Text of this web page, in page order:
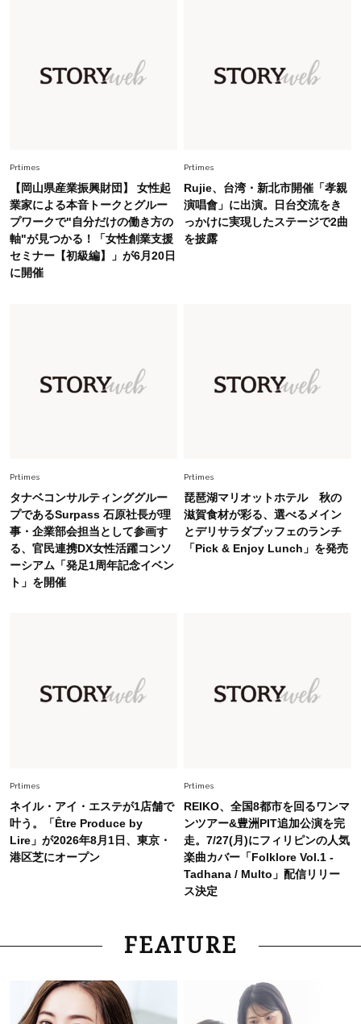
慣！「金運アップ→トイレ、じゃあ底上げ運
は？」
Fashion 2026.7.16
白黒でもこんなに華やぐ！40代、夏の「甘めト
ップス×パンツ」コーデ〈3選〉
Fashion 2026.5.29
今、40代の「メガネ＆サングラス」のトレンド
オシャレ40代の【ワンピ＆オールインワン】最
旬着こなし3選。地味見え回避のコツは「バッグ
選び」！
Fashion 2026.7.31
【40代のTシャツコーデ】超ビッグサイズ×きれ
Prtimes
【岡山県産業振興財団】 女性起
業家による本音トークとグルー
プワークで"自分だけの働き方の
軸"が見つかる！「女性創業支援
セミナー【初級編】」が6月20日
に開催
Prtimes
Rujie、台湾・新北市開催「孝親
演唱會」に出演。日台交流をき
っかけに実現したステージで2曲
を披露
Prtimes
タナベコンサルティンググルー
プであるSurpass 石原社長が理
事・企業部会担当として参画す
る、官民連携DX女性活躍コンソ
ーシアム「発足1周年記念イベン
ト」を開催
Prtimes
琵琶湖マリオットホテル 秋の
滋賀食材が彩る、選べるメイン
とデリサラダブッフェのランチ
「Pick & Enjoy Lunch」を発売
Prtimes
ネイル・アイ・エステが1店舗で
叶う。「Être Produce by
Lire」が2026年8月1日、東京・
港区芝にオープン
Prtimes
REIKO、全国8都市を回るワンマ
ンツアー&豊洲PIT追加公演を完
走。7/27(月)にフィリピンの人気
楽曲カバー「Folklore Vol.1 -
Tadhana / Multo」配信リリー
ス決定
FEATURE